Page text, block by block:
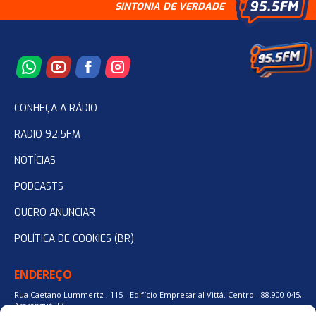
SINTONIA DE VERDADE
CONHEÇA A RÁDIO
RADIO 92.5FM
NOTÍCIAS
PODCASTS
QUERO ANUNCIAR
POLÍTICA DE COOKIES (BR)
ENDEREÇO
Rua Caetano Lummertz , 115 - Edifício Empresarial Vittá. Centro - 88.900-045,
Araranguá, SC.